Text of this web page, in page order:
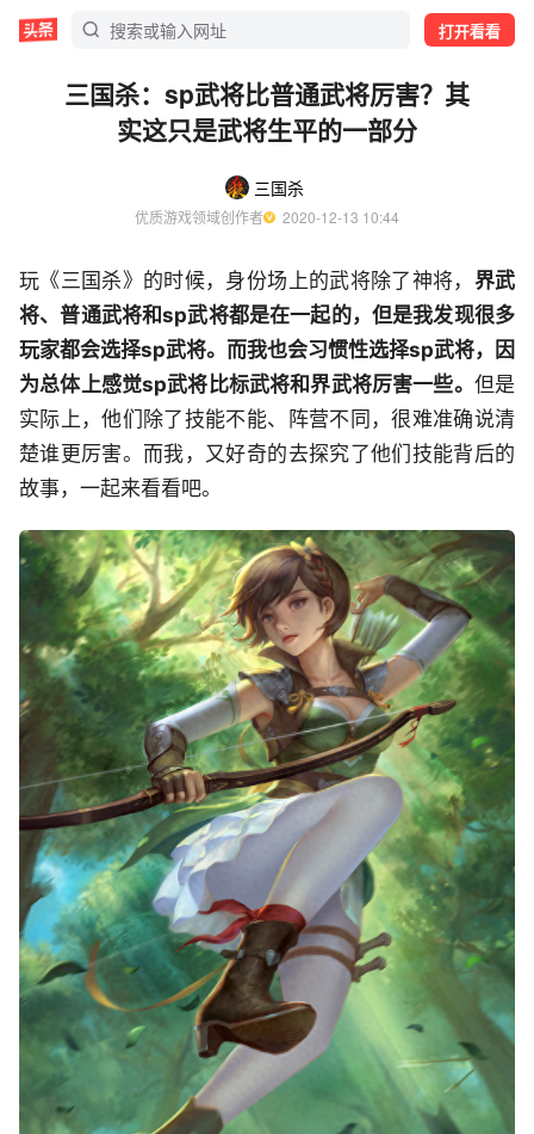
打开看看
三国杀：sp武将比普通武将厉害？其
实这只是武将生平的一部分
三国杀
优质游戏领域创作者
  2020-12-13 10:44
玩《三国杀》的时候，身份场上的武将除了神将， 界武
将、普通武将和sp武将都是在一起的，但是我发现很多
玩家都会选择sp武将。而我也会习惯性选择sp武将，因
为总体上感觉sp武将比标武将和界武将厉害一些。 但是
实际上，他们除了技能不能、阵营不同，很难准确说清
楚谁更厉害。而我，又好奇的去探究了他们技能背后的
故事，一起来看看吧。